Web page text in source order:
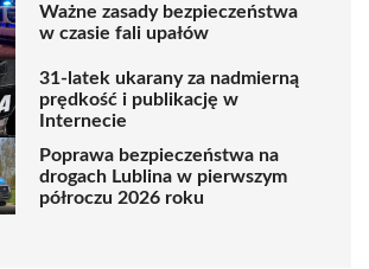
Ważne zasady bezpieczeństwa
w czasie fali upałów
31-latek ukarany za nadmierną
prędkość i publikację w
Internecie
Poprawa bezpieczeństwa na
drogach Lublina w pierwszym
półroczu 2026 roku